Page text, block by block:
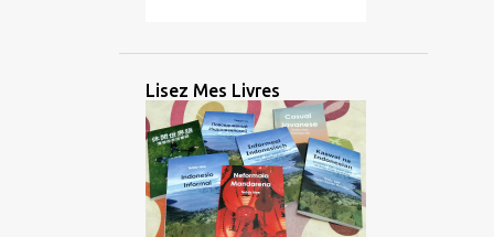
AVANTAGE AZERBAÏDJAN
BALINAIS BANGLADESH BATAK
BATAN BATANES BAYBAYIN
BILINGUE BRAHMI BRITANNIQUE
Lisez Mes Livres